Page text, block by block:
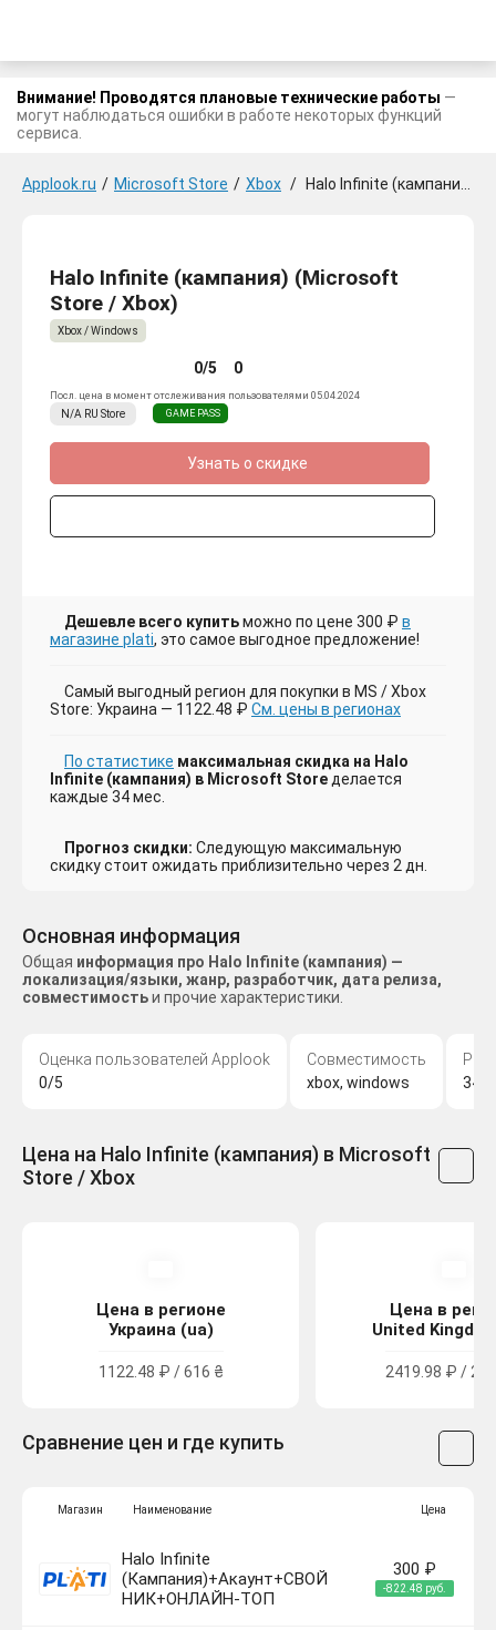
Внимание! Проводятся плановые технические работы —
могут наблюдаться ошибки в работе некоторых функций
сервиса.
Applook.ru / Microsoft Store / Xbox / Halo Infinite (кампания)
Halo Infinite (кампания) (Microsoft
Store / Xbox)
Xbox / Windows
0/5 0
Посл. цена в момент отслеживания пользователями 05.04.2024
N/A RU Store GAME PASS
Узнать о скидке
Дешевле всего купитьможно по цене 300 ₽ в
магазине plati, это самое выгодное предложение!
Самый выгодный регион для покупки в MS / Xbox
Store: Украина — 1122.48 ₽ См. цены в регионах
По статистике максимальная скидка на Halo
Infinite (кампания) в Microsoft Storeделается
каждые 34 мес.
Прогноз скидки: Следующую максимальную
скидку стоит ожидать приблизительно через 2 дн.
Основная информация
Общая информация про Halo Infinite (кампания) —
локализация/языки, жанр, разработчик, дата релиза,
совместимостьи прочие характеристики.
Оценка пользователей Applook
0/5
Совместимость
xbox, windows
343
Цена на Halo Infinite (кампания) в Microsoft
Store / Xbox
Цена в регионе
Украина (ua)
1122.48 ₽ / 616 ₴
Цена в
United
2419.98 ₽ /
Сравнение цен и где купить
Магазин Наименование Цена
Halo Infinite
(Кампания)+Акаунт+СВОЙ
НИК+ОНЛАЙН-ТОП
300 ₽
-822.48 руб.